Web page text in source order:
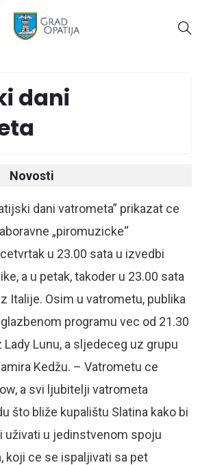
dani
Novosti
dani vatrometa” prikazat ce
„piromuzicke“
u 23.00 sata u izvedbi
a u petak, takoder u 23.00 sata
Italije. Osim u vatrometu, publika
programu vec od 21.30
Lady Lunu, a sljedeceg uz grupu
Kedžu. – Vatrometu ce
a svi ljubitelji vatrometa
što bliže kupalištu Slatina kako bi
uživati u jedinstvenom spoju
koji ce se ispaljivati sa pet